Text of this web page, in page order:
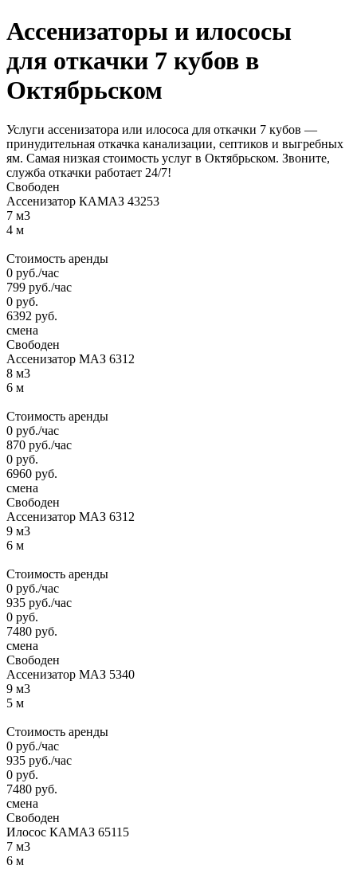
Ассенизаторы и илососы
для откачки 7 кубов в
Октябрьском
Услуги ассенизатора или илососа для откачки 7 кубов —
принудительная откачка канализации, септиков и выгребных
ям. Самая низкая стоимость услуг в Октябрьском. Звоните,
служба откачки работает 24/7!
Свободен
Ассенизатор КАМАЗ 43253
7 м3
4 м
Стоимость аренды
0 руб./час
799 руб./час
0 руб.
6392 руб.
смена
Свободен
Ассенизатор МАЗ 6312
8 м3
6 м
Стоимость аренды
0 руб./час
870 руб./час
0 руб.
6960 руб.
смена
Свободен
Ассенизатор МАЗ 6312
9 м3
6 м
Стоимость аренды
0 руб./час
935 руб./час
0 руб.
7480 руб.
смена
Свободен
Ассенизатор МАЗ 5340
9 м3
5 м
Стоимость аренды
0 руб./час
935 руб./час
0 руб.
7480 руб.
смена
Свободен
Илосос КАМАЗ 65115
7 м3
6 м